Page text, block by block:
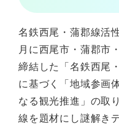
名鉄西尾・蒲郡線活
月に西尾市・蒲郡市
締結した「名鉄西尾
に基づく「地域参画
なる観光推進」の取
線を題材にし謎解き